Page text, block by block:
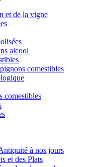
et de la vigne
alcool
comestibles
comestibles
à nos jours
et des Plats